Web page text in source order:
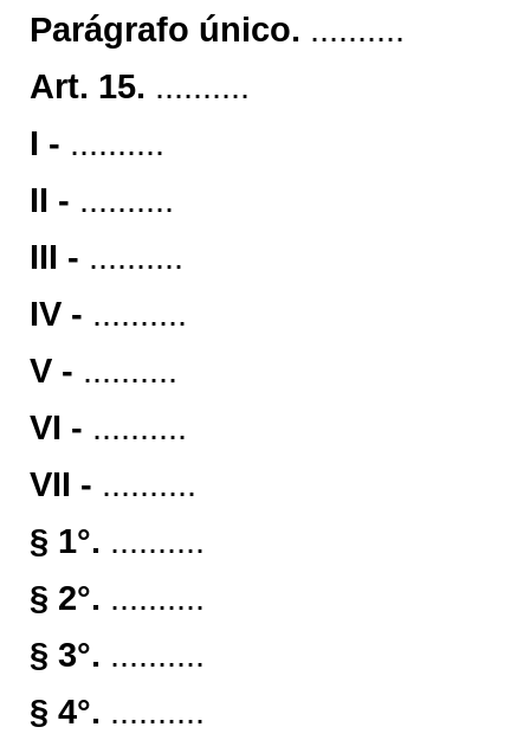
Parágrafo único. ..........
Art. 15. ..........
I - ..........
II - ..........
III - ..........
IV - ..........
V - ..........
VI - ..........
VII - ..........
§ 1°. ..........
§ 2°. ..........
§ 3°. ..........
§ 4°. ..........